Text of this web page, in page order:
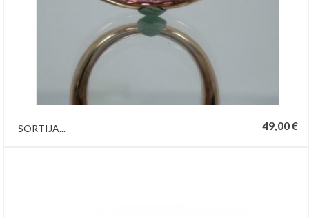
SORTIJA... 49,00 €